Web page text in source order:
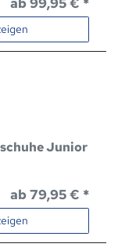
Junior
ab 79,95 € *